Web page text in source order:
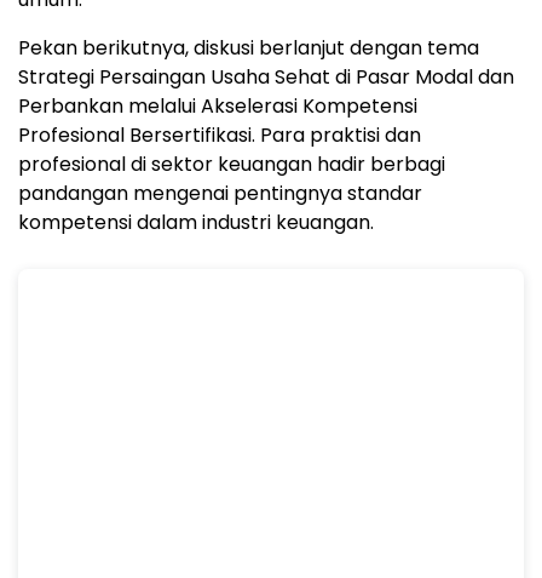
Pekan berikutnya, diskusi berlanjut dengan tema
Strategi Persaingan Usaha Sehat di Pasar Modal dan
Perbankan melalui Akselerasi Kompetensi
Profesional Bersertifikasi. Para praktisi dan
profesional di sektor keuangan hadir berbagi
pandangan mengenai pentingnya standar
kompetensi dalam industri keuangan.